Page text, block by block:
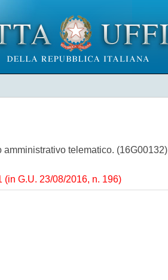
telematico. (16G00132)
G.U. 23/08/2016, n. 196)